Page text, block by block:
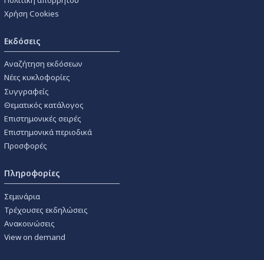
Χρήση Cookies
Εκδόσεις
Αναζήτηση εκδόσεων
Νέες κυκλοφορίες
Συγγραφείς
Θεματικός κατάλογος
Επιστημονικές σειρές
Επιστημονικά περιοδικά
Προσφορές
Πληροφορίες
Σεμινάρια
Τρέχουσες εκδηλώσεις
Ανακοινώσεις
View on demand